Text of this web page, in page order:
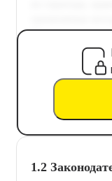
1.2